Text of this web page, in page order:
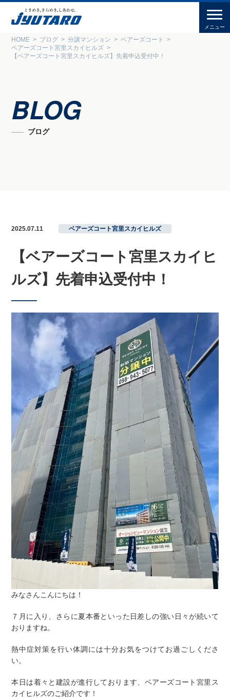
HOME ブログ 分譲マンション
ベアーズコート
ベアーズコート宮里スカイヒルズ
【ベアーズコート宮里スカイヒルズ】先着申込受付中！
BLOG
ブログ
2025.07.11 ベアーズコート宮里スカイヒルズ
【ベアーズコート宮里スカイヒ
ルズ】先着申込受付中！
みなさんこんにちは！
７月に入り、さらに夏本番といった日差しの強い日々が続いて
おりますね。
熱中症対策を行い体調には十分お気をつけてお過ごしくださ
い。
本日は着々と建設が進行しております、ベアーズコート宮里ス
カイヒルズのご紹介です！